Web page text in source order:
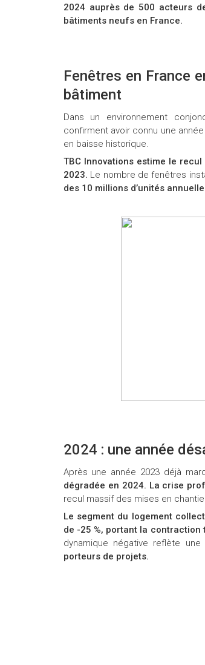
2024 auprès de 500 acteurs
bâtiments neufs en France.
Fenêtres en France
bâtiment
Dans un environnement
confirment avoir connu une
en baisse historique.
TBC Innovations estime le
2023. Le nombre de fenêtres
des 10 millions d’unités
2024 : une année
Après une année 2023 déjà
dégradée en 2024. La crise
recul massif des mises en
Le segment du logement
de -25 %, portant la contraction
dynamique négative reflète
porteurs de projets.